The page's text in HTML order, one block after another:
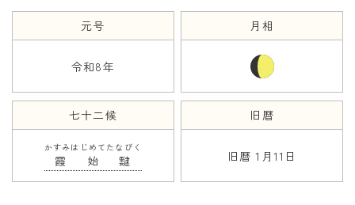
誕生シンボル
年齢と学年
年齢・干支
子供のお祝い
元号
令和8年
月相
七十二候
霞始靆
かすみはじめてたなびく
旧暦
旧暦 1月11日